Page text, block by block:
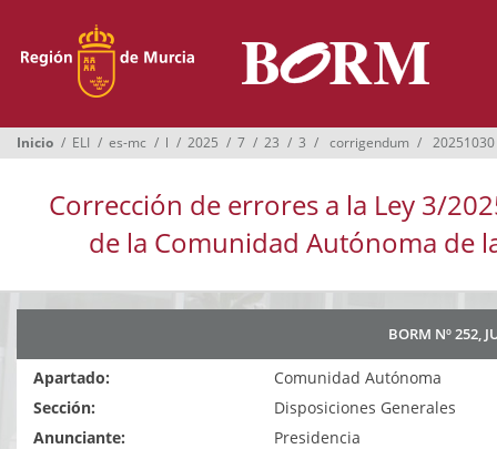
Boletines
Buscador
Ayuntamientos
Oficina Virtual
Inicio ELI es-mc l 2025 7 23 3 corrigendum 20251030
Corrección de errores a la Ley 3/
de la Comunidad Autónoma de
BORM Nº 252,
Apartado:
Comunidad Autónoma
Sección:
Disposiciones Generales
Anunciante:
Presidencia